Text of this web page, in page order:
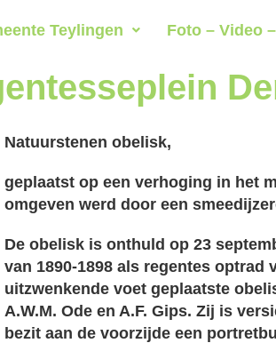
Teylingen Foto – Video
Natuurstenen obelisk,
geplaatst op een verhoging in het
omgeven werd door een
De obelisk is onthuld op 23
van 1890-1898 als regentes optrad
uitzwenkende voet geplaatste
A.W.M. Ode en A.F. Gips. Zij is
bezit aan de voorzijde een